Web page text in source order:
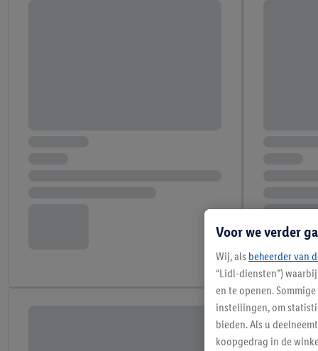
Voor we verder
Wij, als beheerder van
“Lidl-diensten”)
en te openen.
instellingen, om
bieden. Als u
koopgedrag in de